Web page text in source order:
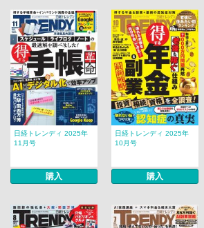
日経トレンディ 2025年
11月号
購入
日経トレンディ 2025年
10月号
購入